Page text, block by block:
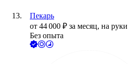
Пекарь
от 44 000 ₽ за месяц, на руки
Без опыта